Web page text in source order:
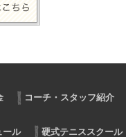
コーチ・スタッフ紹介
ール 硬式テニススクール